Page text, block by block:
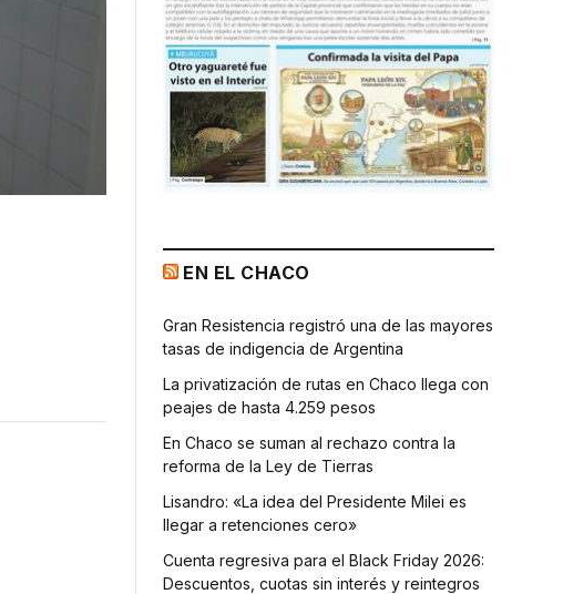
EN EL CHACO
Gran Resistencia registró una de las mayores
tasas de indigencia de Argentina
La privatización de rutas en Chaco llega con
peajes de hasta 4.259 pesos
En Chaco se suman al rechazo contra la
reforma de la Ley de Tierras
Lisandro: «La idea del Presidente Milei es
llegar a retenciones cero»
Cuenta regresiva para el Black Friday 2026:
Descuentos, cuotas sin interés y reintegros